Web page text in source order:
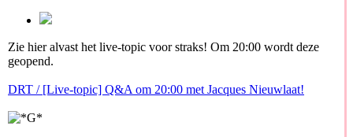
Zie hier alvast het live-topic voor straks! Om 20:00 wordt deze
geopend.
DRT / [Live-topic] Q&A om 20:00 met Jacques Nieuwlaat!